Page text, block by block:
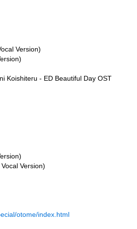
Version)
Koishiteru - ED Beautiful Day OST
Version)
otome/index.html